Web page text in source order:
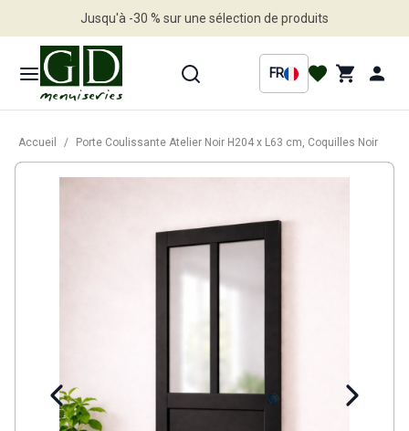
Jusqu'à -30 % sur une sélection de produits
FR
Accueil / Porte Coulissante Atelier Noir H204 x L63 cm, Coquilles Noir